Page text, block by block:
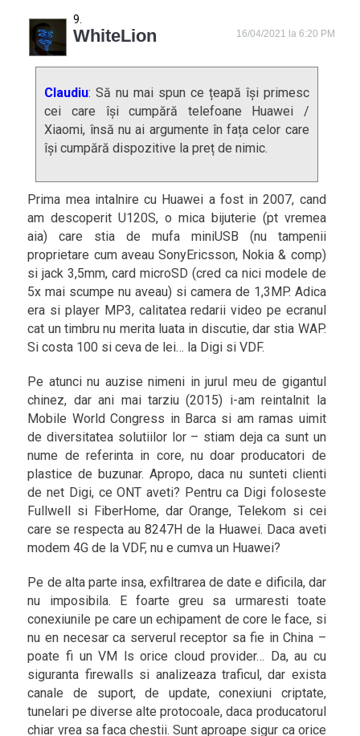
WhiteLion 16/04/2021 la 6:20 PM
Claudiu: Să nu mai spun ce țeapă își primesc
cei care își cumpără telefoane Huawei /
Xiaomi, însă nu ai argumente în fața celor care
își cumpără dispozitive la preț de nimic.
Prima mea intalnire cu Huawei a fost in 2007, cand
am descoperit U120S, o mica bijuterie (pt vremea
aia) care stia de mufa miniUSB (nu tampenii
proprietare cum aveau SonyEricsson, Nokia & comp)
si jack 3,5mm, card microSD (cred ca nici modele de
5x mai scumpe nu aveau) si camera de 1,3MP. Adica
era si player MP3, calitatea redarii video pe ecranul
cat un timbru nu merita luata in discutie, dar stia WAP.
Si costa 100 si ceva de lei… la Digi si VDF.
Pe atunci nu auzise nimeni in jurul meu de gigantul
chinez, dar ani mai tarziu (2015) i-am reintalnit la
Mobile World Congress in Barca si am ramas uimit
de diversitatea solutiilor lor – stiam deja ca sunt un
nume de referinta in core, nu doar producatori de
plastice de buzunar. Apropo, daca nu sunteti clienti
de net Digi, ce ONT aveti? Pentru ca Digi foloseste
Fullwell si FiberHome, dar Orange, Telekom si cei
care se respecta au 8247H de la Huawei. Daca aveti
modem 4G de la VDF, nu e cumva un Huawei?
Pe de alta parte insa, exfiltrarea de date e dificila, dar
nu imposibila. E foarte greu sa urmaresti toate
conexiunile pe care un echipament de core le face, si
nu en necesar ca serverul receptor sa fie in China –
poate fi un VM ls orice cloud provider… Da, au cu
siguranta firewalls si analizeaza traficul, dar exista
canale de suport, de update, conexiuni criptate,
tunelari pe diverse alte protocoale, daca producatorul
chiar vrea sa faca chestii. Sunt aproape sigur ca orice